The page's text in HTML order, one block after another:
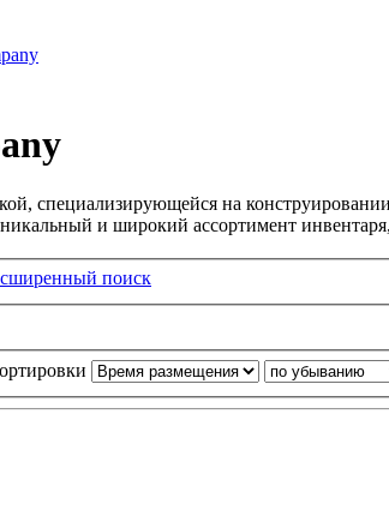
специализирующейся на
и широкий ассортимент
поиск